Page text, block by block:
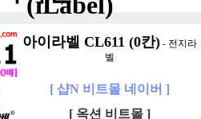
아이라벨 CL611 (0칸) - 전지라
벨
[ 샵N 비트몰 네이버 ]
[ 옥션 비트몰 ]